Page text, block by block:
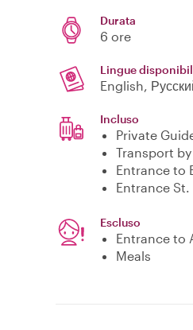
Durata
6 ore
Lingue
English,
Incluso
Private
Transport
Entrance to
Entrance
Escluso
Entrance to
Meals